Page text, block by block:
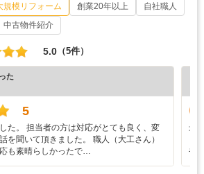
規模リフォーム 創業20年以上
自社職人
中古物件紹介
5.0 （5件）
た
5
た。 担当者の方は対応がとても良く、変
を聞いて頂きました。 職人（大工さん）
も素晴らしかったで…
最
や